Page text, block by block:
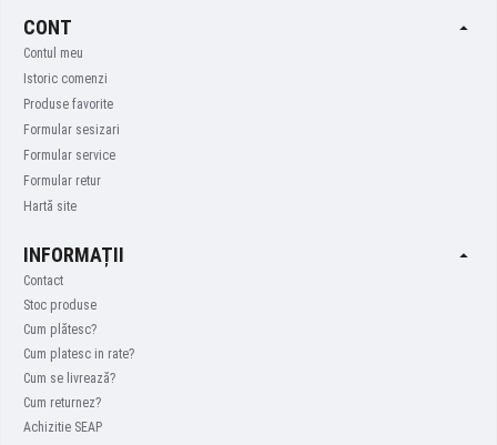
CONT
Contul meu
Istoric comenzi
Produse favorite
Formular sesizari
Formular service
Formular retur
Hartă site
INFORMAȚII
Contact
Stoc produse
Cum plătesc?
Cum platesc in rate?
Cum se livrează?
Cum returnez?
Achizitie SEAP